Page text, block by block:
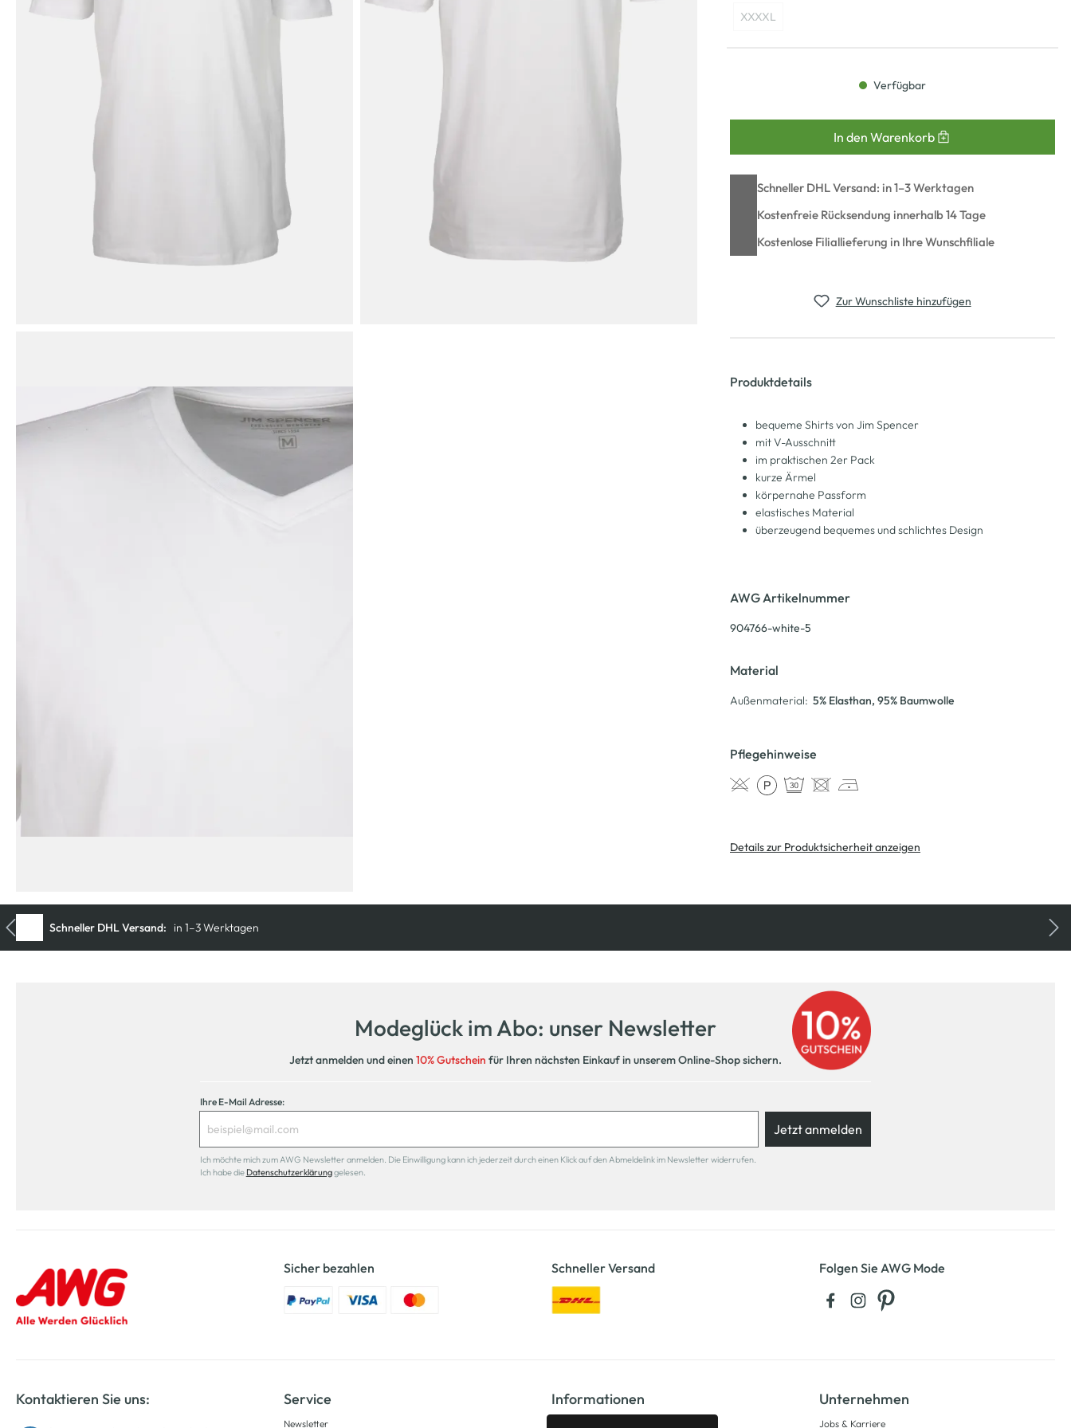
XXXXL
Verfügbar
In den Warenkorb
Schneller DHL Versand: in 1–3 Werktagen
Kostenfreie Rücksendung innerhalb 14 Tage
Kostenlose Filiallieferung in Ihre Wunschfiliale
Zur Wunschliste hinzufügen
Produktdetails
bequeme Shirts von Jim Spencer
mit V-Ausschnitt
im praktischen 2er Pack
kurze Ärmel
körpernahe Passform
elastisches Material
überzeugend bequemes und schlichtes Design
AWG Artikelnummer
904766-white-5
Material
Außenmaterial: 5% Elasthan, 95% Baumwolle
Pflegehinweise
Details zur Produktsicherheit anzeigen
Modeglück im Abo: unser Newsletter
Jetzt anmelden und einen 10% Gutschein für Ihren nächsten Einkauf in unserem Online-Shop sichern.
Ihre E-Mail Adresse:
Jetzt anmelden
Ich möchte mich zum AWG Newsletter anmelden. Die Einwilligung kann ich jederzeit durch einen Klick auf den Abmeldelink im Newsletter widerrufen.
Ich habe die Datenschutzerklärunggelesen.
Sicher bezahlen Schneller Versand Folgen Sie AWG Mode
Kontaktieren Sie uns: Service
Newsletter
Informationen Unternehmen
Jobs & Karriere